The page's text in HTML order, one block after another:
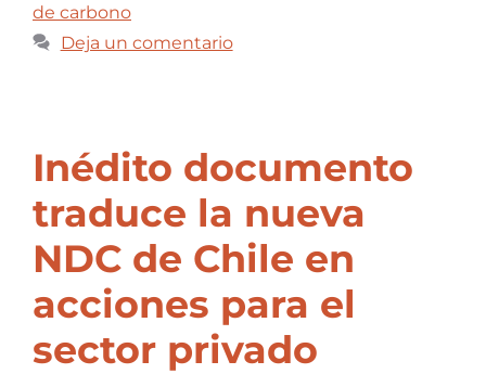
de carbono
Deja un comentario
Inédito documento
traduce la nueva
NDC de Chile en
acciones para el
sector privado